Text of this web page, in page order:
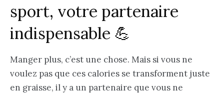
sport, votre partenaire
indispensable 💪
Manger plus, c’est une chose. Mais si vous ne
voulez pas que ces calories se transforment juste
en graisse, il y a un partenaire que vous ne